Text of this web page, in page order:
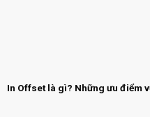
In Offset là gì? Những ưu điểm